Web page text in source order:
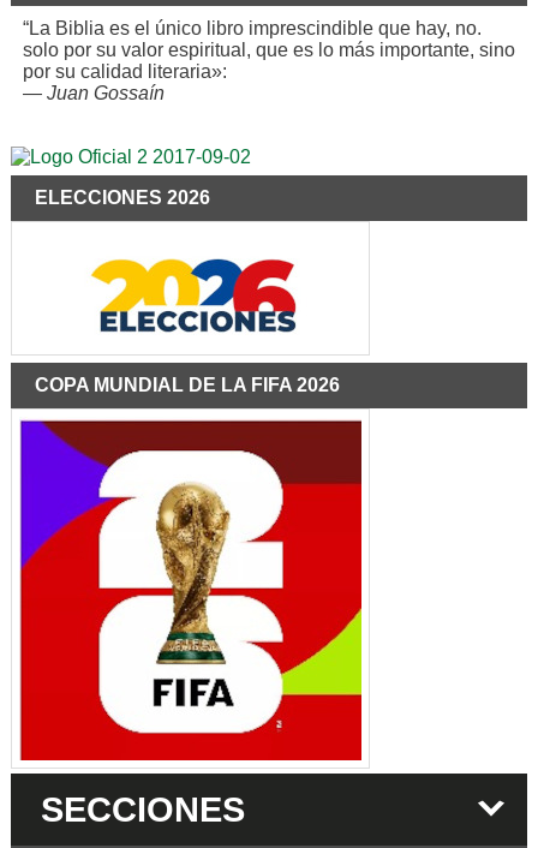
“La Biblia es el único libro imprescindible que hay, no.
solo por su valor espiritual, que es lo más importante, sino
por su calidad literaria»:
— Juan Gossaín
ELECCIONES 2026
COPA MUNDIAL DE LA FIFA 2026
SECCIONES